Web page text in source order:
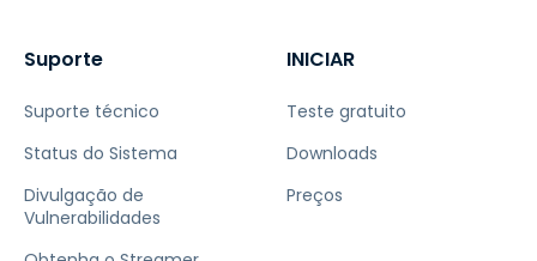
Suporte
Suporte técnico
Status do Sistema
Divulgação de
Vulnerabilidades
INICIAR
Teste gratuito
Downloads
Preços